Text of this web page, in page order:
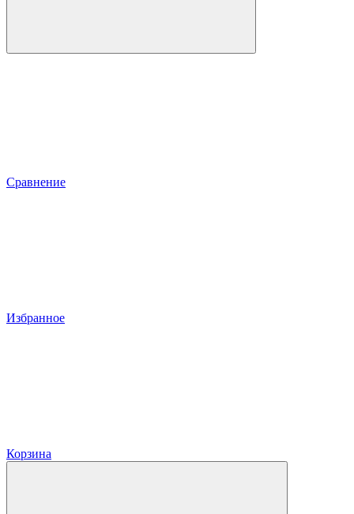
Сравнение
Избранное
Корзина